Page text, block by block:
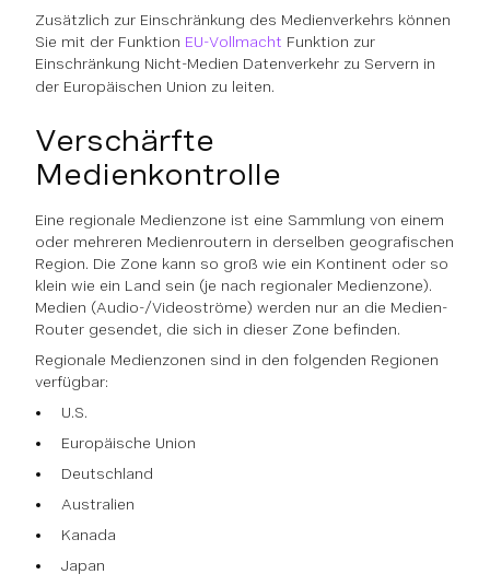
Zusätzlich zur Einschränkung des Medienverkehrs können
Sie mit der Funktion EU-Vollmacht Funktion zur
Einschränkung Nicht-Medien Datenverkehr zu Servern in
der Europäischen Union zu leiten.
Verschärfte
Medienkontrolle
Eine regionale Medienzone ist eine Sammlung von einem
oder mehreren Medienroutern in derselben geografischen
Region. Die Zone kann so groß wie ein Kontinent oder so
klein wie ein Land sein (je nach regionaler Medienzone).
Medien (Audio-/Videoströme) werden nur an die Medien-
Router gesendet, die sich in dieser Zone befinden.
Regionale Medienzonen sind in den folgenden Regionen
verfügbar:
U.S.
Europäische Union
Deutschland
Australien
Kanada
Japan